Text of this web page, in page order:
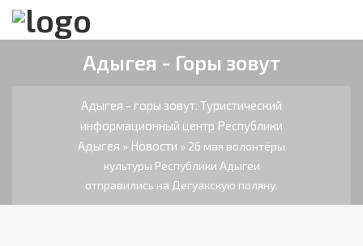
Адыгея - Горы зовут
Адыгея - горы зовут. Туристический
информационный центр Республики
Адыгея » Новости » 26 мая волонтёры
культуры Республики Адыгеи
отправились на Дегуакскую поляну.